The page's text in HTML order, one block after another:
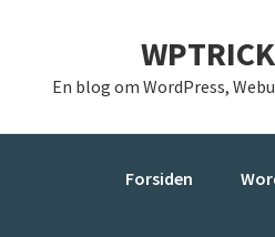
indholdEn blog om WordPress,
Forsiden